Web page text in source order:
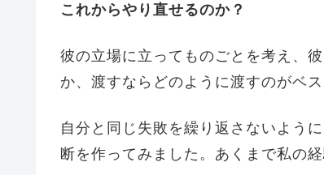
これからやり直せるのか？
彼の立場に立ってものごとを考え、
か、渡すならどのように渡すのがベ
自分と同じ失敗を繰り返さないよう
断を作ってみました。あくまで私の